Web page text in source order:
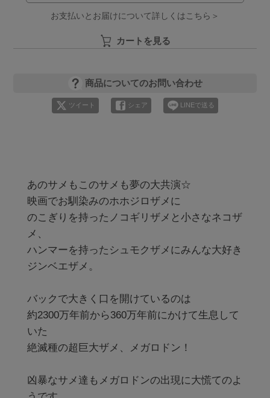
お支払いとお届けについて詳しくはこちら＞
カートを見る
商品についてのお問い合わせ
ツイート シェア LINEで送る
あのサメもこのサメも夢の大共演☆
映画でお馴染みのホホジロザメに
のこぎりを持ったノコギリザメと小さなネコザ
メ、
ハンマーを持ったシュモクザメにみんな大好き
ジンベエザメ。
バックで大きく口を開けているのは
約2300万年前から360万年前にかけて生息して
いた
絶滅種の超巨大ザメ、メガロドン！
凶暴なサメ達もメガロドンの出現に大慌てのよ